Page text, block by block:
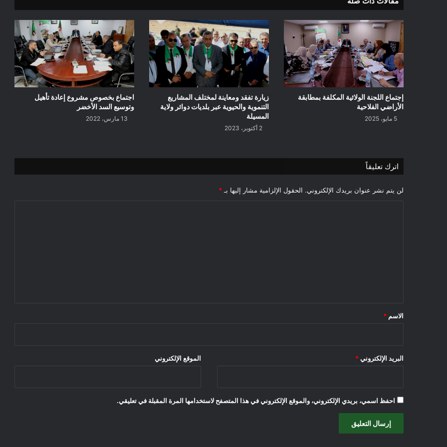
إجتماع اللجنة الولائية المكلفة بمطابقة
الأراضي الفلاحية
5 مايو، 2025
زيارة تفقد ومعاينة لمختلف المشاريع
التنموية والحيوية عبر بلديات دوائر ولاية
المسيلة
2 أكتوبر، 2023
اجتماع بخصوص مشروع إعادة تأهيل
وتوسيع السد الأخضر
13 مارس، 2022
اترك تعليقاً
لن يتم نشر عنوان بريدك الإلكتروني. الحقول الإلزامية مشار إليها بـ *
*
الاسم *
البريد الإلكتروني * الموقع الإلكتروني
احفظ اسمي، بريدي الإلكتروني، والموقع الإلكتروني في هذا المتصفح لاستخدامها المرة المقبلة في تعليقي.